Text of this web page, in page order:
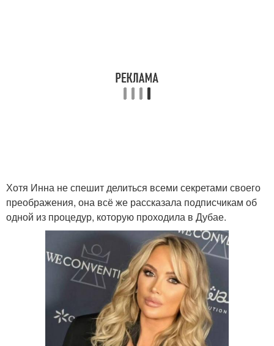
Хотя Инна не спешит делиться всеми секретами своего
преображения, она всё же рассказала подписчикам об
одной из процедур, которую проходила в Дубае.